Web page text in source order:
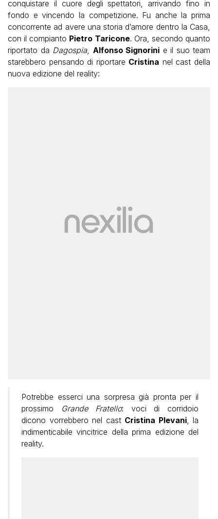
conquistare il cuore degli spettatori, arrivando fino in
fondo e vincendo la competizione. Fu anche la prima
concorrente ad avere una storia d’amore dentro la Casa,
con il compianto Pietro Taricone. Ora, secondo quanto
riportato da Dagospia, Alfonso Signorini e il suo team
starebbero pensando di riportare Cristina nel cast della
nuova edizione del reality:
Potrebbe esserci una sorpresa già pronta per il
prossimo
Grande Fratello: voci di corridoio
dicono vorrebbero nel cast Cristina Plevani, la
indimenticabile vincitrice della prima edizione del
reality.